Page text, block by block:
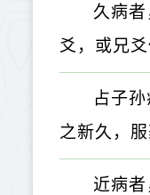
久病
爻，或兄
占子
之新久，服
近病